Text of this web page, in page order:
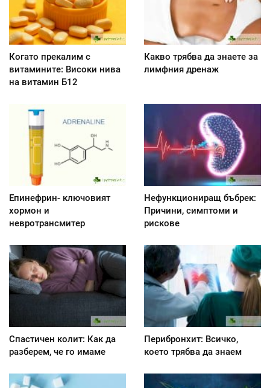
Когато прекалим с
витамините: Високи нива
на витамин Б12
Какво трябва да знаете за
лимфния дренаж
Епинефрин- ключовият
хормон и
невротрансмитер
Нефункциониращ бъбрек:
Причини, симптоми и
рискове
Спастичен колит: Как да
разберем, че го имаме
Перибронхит: Всичко,
което трябва да знаем